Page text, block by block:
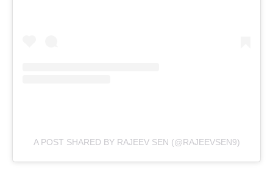
A POST SHARED BY RAJEEV SEN (@RAJEEVSEN9)